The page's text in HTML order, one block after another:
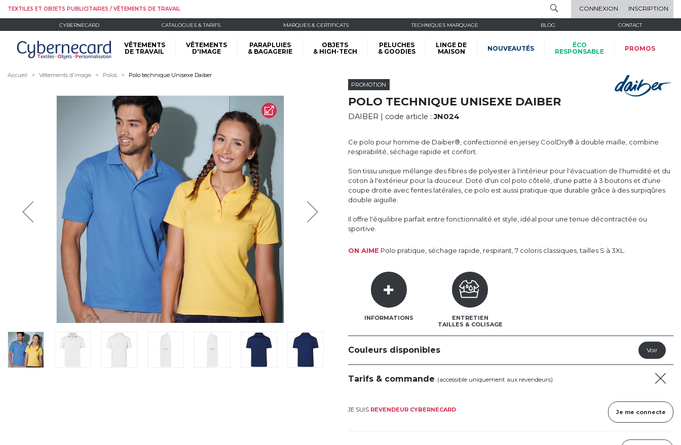
TEXTILES ET OBJETS PUBLICITAIRES / VÊTEMENTS DE TRAVAIL CONNEXION INSCRIPTION
CYBERNECARD CATALOGUES & TARIFS MARQUES & CERTIFICATS TECHNIQUES MARQUAGE BLOG CONTACT
VÊTEMENTS
DE TRAVAIL
VÊTEMENTS
D'IMAGE
PARAPLUIES
& BAGAGERIE
OBJETS
& HIGH-TECH
PELUCHES
& GOODIES
LINGE DE
MAISON
NOUVEAUTÉS
ÉCO
RESPONSABLE
PROMOS
Accueil Vêtements d'image Polos
Polo technique Unisexe Daiber
PROMOTION
POLO TECHNIQUE UNISEXE DAIBER
DAIBER | code article :JN024
Ce polo pour homme de Daiber®, confectionné en jersey CoolDry® à double maille, combine
respirabilité, séchage rapide et confort.
Son tissu unique mélange des fibres de polyester à l'intérieur pour l'évacuation de l'humidité et du
coton à l'extérieur pour la douceur. Doté d'un col polo côtelé, d'une patte à 3 boutons et d'une
coupe droite avec fentes latérales, ce polo est aussi pratique que durable grâce à des surpiqûres
double aiguille.
Il offre l'équilibre parfait entre fonctionnalité et style, idéal pour une tenue décontractée ou
sportive.
ON AIME Polo pratique, séchage rapide, respirant, 7 coloris classiques, tailles S à 3XL.
INFORMATIONS
ENTRETIEN
TAILLES & COLISAGE
Couleurs disponibles
Tarifs & commande (accessible uniquement aux revendeurs)
JE SUIS REVENDEUR CYBERNECARD Je me connecte